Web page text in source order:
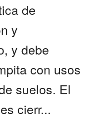
de
y
y debe
con usos
suelos. El
cierr...